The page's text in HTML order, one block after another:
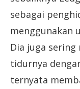
sebagai
menggunakan
Dia juga
tidurnya
ternyata